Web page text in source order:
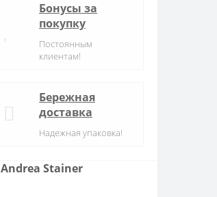
Бонусы за
покупку
Постоянным
клиентам!
Бережная
доставка
Надежная упаковка!
Andrea Stainer